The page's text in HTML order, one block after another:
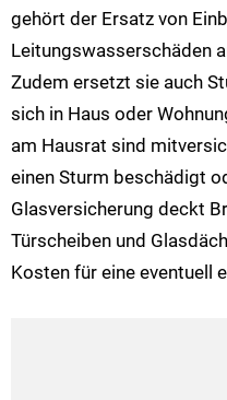
gehört der Ersatz von
Leitungswasserschäden
Zudem ersetzt sie auch
sich in Haus oder
am Hausrat sind
einen Sturm beschädigt
Glasversicherung deckt
Türscheiben und
Kosten für eine eventuell